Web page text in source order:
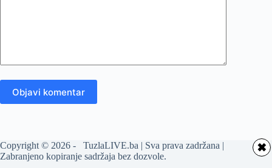
Objavi komentar
Copyright © 2026 - TuzlaLIVE.ba | Sva prava zadržana |
Zabranjeno kopiranje sadržaja bez dozvole.
✖